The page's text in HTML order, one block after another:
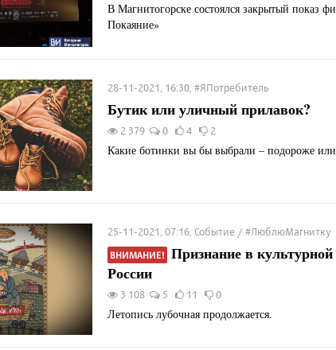
В Магнитогорске состоялся закрытый показ
Покаяние»
28-11-2021, 16:30, #ЯПотребитель
Бутик или уличный прилавок?
2 379 0 4 2
Какие ботинки вы бы выбрали – подороже
25-11-2021, 07:16, Событие / #ЛюблюМагнитку
ВНИМАНИЕ! Признание в культурной
России
3 108 5 11 0
Летопись лубочная продолжается.